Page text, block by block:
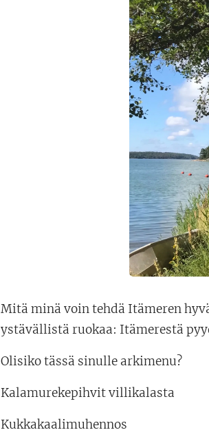
Mitä minä voin tehdä Itämeren
ystävällistä ruokaa: Itämerestä
Olisiko tässä sinulle arkimenu?
Kalamurekepihvit villikalasta
Kukkakaalimuhennos